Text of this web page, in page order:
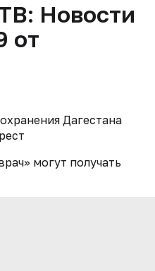
Новости
от
Дагестана
могут получать